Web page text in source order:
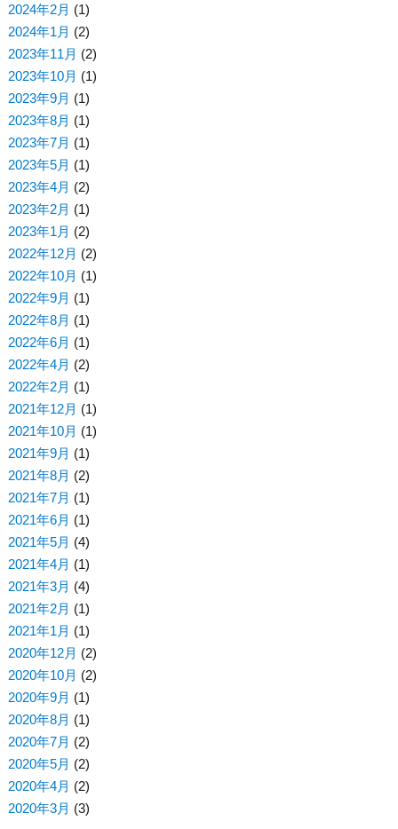
2024年2月 (1)
2024年1月 (2)
2023年11月 (2)
2023年10月 (1)
2023年9月 (1)
2023年8月 (1)
2023年7月 (1)
2023年5月 (1)
2023年4月 (2)
2023年2月 (1)
2023年1月 (2)
2022年12月 (2)
2022年10月 (1)
2022年9月 (1)
2022年8月 (1)
2022年6月 (1)
2022年4月 (2)
2022年2月 (1)
2021年12月 (1)
2021年10月 (1)
2021年9月 (1)
2021年8月 (2)
2021年7月 (1)
2021年6月 (1)
2021年5月 (4)
2021年4月 (1)
2021年3月 (4)
2021年2月 (1)
2021年1月 (1)
2020年12月 (2)
2020年10月 (2)
2020年9月 (1)
2020年8月 (1)
2020年7月 (2)
2020年5月 (2)
2020年4月 (2)
2020年3月 (3)